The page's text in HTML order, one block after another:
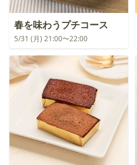
春を味わうプチコース
5/31 (月) 21:00〜22:00